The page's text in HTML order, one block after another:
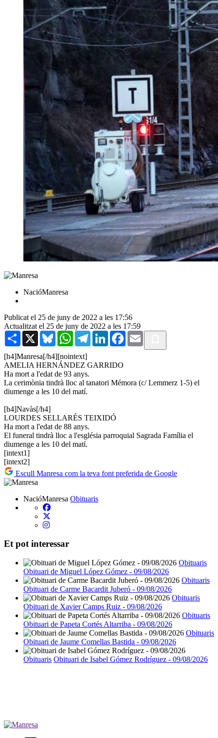
NacióManresa
Publicat el 25 de juny de 2022 a les 17:56
Actualitzat el 25 de juny de 2022 a les 17:59
Share X BlueskyWhatsAppTelegramLinkedInFacebook
Email
[h4]Manresa[/h4][nointext]
AMELIA HERNÁNDEZ GARRIDO
Ha mort a l'edat de 93 anys.
La cerimònia tindrà lloc al tanatori Mémora (c/ Lemmerz 1-5) el
diumenge a les 10 del matí.
[h4]Navàs[/h4]
LOURDES SELLARÉS TEIXIDÓ
Ha mort a l'edat de 88 anys.
El funeral tindrà lloc a l'església parroquial Sagrada Família el
diumenge a les 10 del matí.
[intext1]
[intext2]
Escull Manresa com la teva font preferida de Google
NacióManresa Obituaris
Et pot interessar
Obituaris
Obituari de Miguel López Gómez - 09/08/2026
Obituaris
Obituari de Carme Bacardit Juberó - 09/08/2026
Obituaris
Obituari de Xavier Camps Ruiz - 09/08/2026
Obituaris
Obituari de Papeta Cortés Altarriba - 09/08/2026
Obituaris
Obituari de Jaume Comellas Bastida - 09/08/2026
Obituaris Obituari de Isabel Gómez Rodríguez - 09/08/2026